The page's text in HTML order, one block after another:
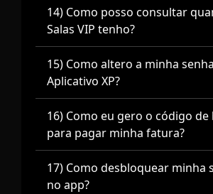
14) Como posso consultar
Salas VIP tenho?
15) Como altero a minha
Aplicativo XP?
16) Como eu gero o código de
para pagar minha fatura?
17) Como desbloquear minha
no app?